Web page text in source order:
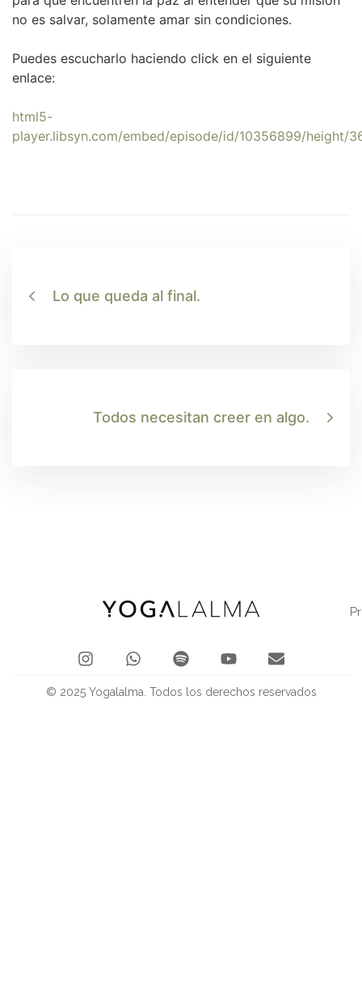
no es salvar, solamente amar sin condiciones.
Puedes escucharlo haciendo click en el siguiente
enlace:
html5-
player.libsyn.com/embed/episode/id/10356899/height/
Lo que queda al final.
Todos necesitan creer en algo.
© 2025 Yogalalma. Todos los derechos reservados